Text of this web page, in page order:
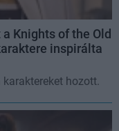
Knights of the Old
inspirálta
hozott.